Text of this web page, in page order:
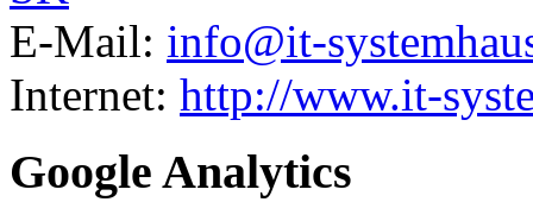
E-Mail: info@it-
Internet: http://www.it-
Google Analytics